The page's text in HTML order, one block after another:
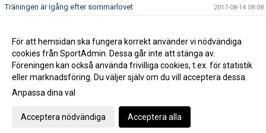
Träningen är igång efter sommarlovet 2017-08-14 08:08
Våravslutning 15/6 2017-06-14 08:50
Information från föräldramöte 27/4 2017-04-28 10:41
Gå till Webbversion
För att hemsidan ska fungera korrekt använder vi nödvändiga
cookies från SportAdmin. Dessa går inte att stänga av.
Föreningen kan också använda frivilliga cookies, t.ex. för statistik
eller marknadsföring. Du väljer själv om du vill acceptera dessa.
Anpassa dina val
Acceptera nödvändiga Acceptera alla